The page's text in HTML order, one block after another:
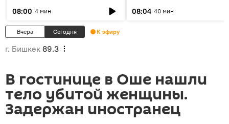
08:00 4 мин
08:04 40 мин
Вчера Сегодня К эфиру
г. Бишкек 89.3
В гостинице в Оше нашли
тело убитой женщины.
Задержан иностранец